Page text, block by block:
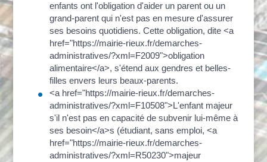
enfants ont l'obligation d'aider un parent ou un
grand-parent qui n'est pas en mesure d'assurer
ses besoins quotidiens. Cette obligation, dite <a
href="https://mairie-rieux.fr/demarches-
administratives/?xml=F2009">obligation
alimentaire</a>, s'étend aux gendres et belles-
filles envers leurs beaux-parents.
<a href="https://mairie-rieux.fr/demarches-
administratives/?xml=F10508">L'enfant majeur
s'il n'est pas en capacité de subvenir lui-même à
ses besoin</a>s (étudiant, sans emploi, <a
href="https://mairie-rieux.fr/demarches-
administratives/?xml=R50230">majeur